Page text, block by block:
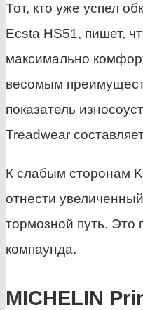
Тот, кто уже успел
Ecsta HS51, пишет,
максимально
весомым
показатель
Treadwear
К слабым сторонам
отнести
тормозной путь. Это
компаунда.
MICHELIN